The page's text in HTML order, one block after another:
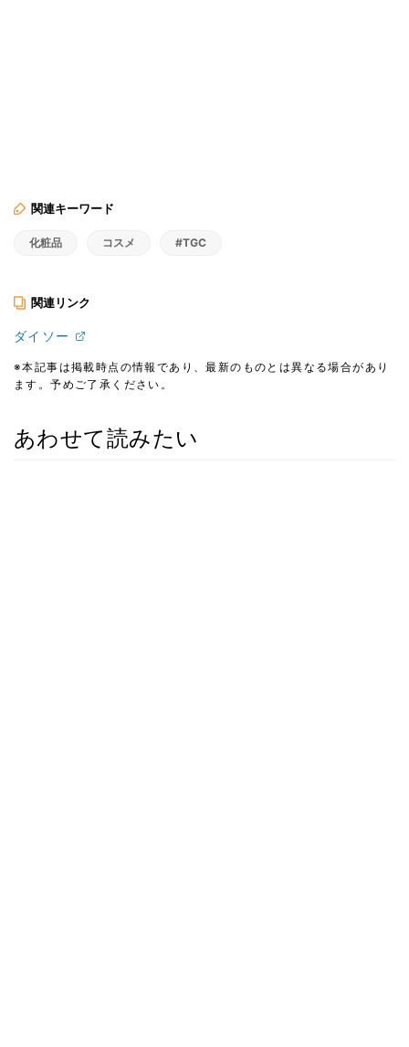
関連キーワード
化粧品 コスメ #TGC
関連リンク
ダイソー
※本記事は掲載時点の情報であり、最新のものとは異なる場合があり
ます。予めご了承ください。
あわせて読みたい